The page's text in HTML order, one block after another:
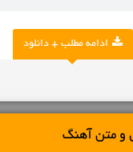
ادامه مطلب + دانلود
و متن آهنگ